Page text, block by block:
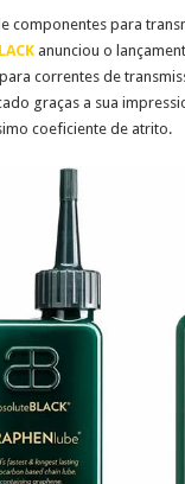
componentes para
anunciou o
correntes de
graças a sua
coeficiente de atrito.